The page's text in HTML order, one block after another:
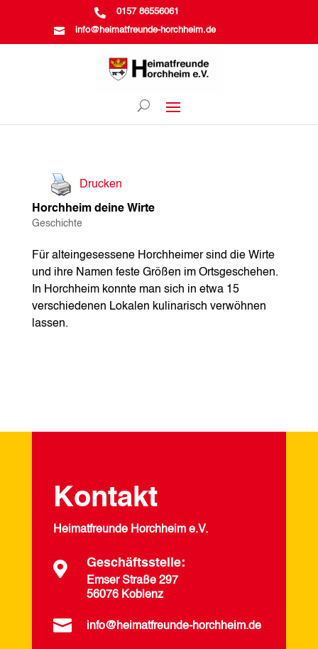
 0157 86556061
 info@heimatfreunde-horchheim.de
Drucken
Horchheim deine Wirte
Geschichte
Für alteingesessene Horchheimer sind die Wirte
und ihre Namen feste Größen im Ortsgeschehen.
In Horchheim konnte man sich in etwa 15
verschiedenen Lokalen kulinarisch verwöhnen
lassen.
Kontakt
Heimatfreunde Horchheim e.V.
 Geschäftsstelle:
Emser Straße 297
56076 Koblenz
 info@heimatfreunde-horchheim.de